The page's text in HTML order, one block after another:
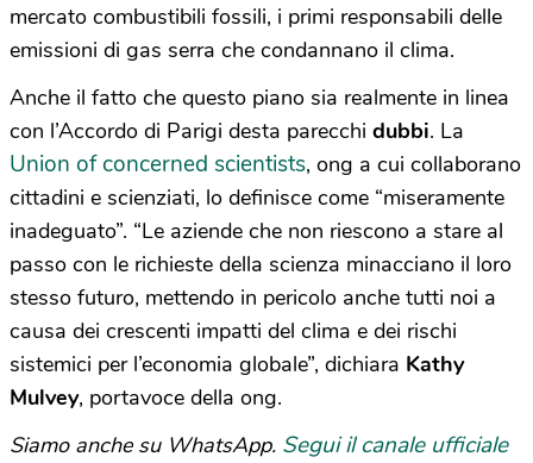
mercato combustibili fossili, i primi responsabili delle
emissioni di gas serra che condannano il clima.
Anche il fatto che questo piano sia realmente in linea
con l’Accordo di Parigi desta parecchi dubbi. La
Union of concerned scientists, ong a cui collaborano
cittadini e scienziati, lo definisce come “miseramente
inadeguato”. “Le aziende che non riescono a stare al
passo con le richieste della scienza minacciano il loro
stesso futuro, mettendo in pericolo anche tutti noi a
causa dei crescenti impatti del clima e dei rischi
sistemici per l’economia globale”, dichiara Kathy
Mulvey, portavoce della ong.
Siamo anche su WhatsApp. Segui il canale ufficiale